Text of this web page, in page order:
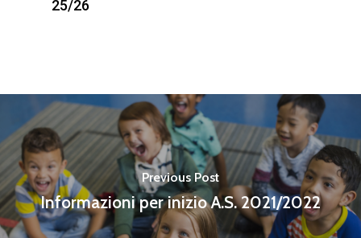
25/26
Previous Post
Informazioni per inizio A.S. 2021/2022